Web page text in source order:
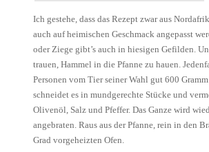
Ich gestehe, dass das Rezept zwar aus
auch auf heimischen Geschmack angepasst
oder Ziege gibt’s auch in hiesigen Gefilden.
trauen, Hammel in die Pfanne zu hauen.
Personen vom Tier seiner Wahl gut 600
schneidet es in mundgerechte Stücke und
Olivenöl, Salz und Pfeffer. Das Ganze wird
angebraten. Raus aus der Pfanne, rein in den
Grad vorgeheizten Ofen.